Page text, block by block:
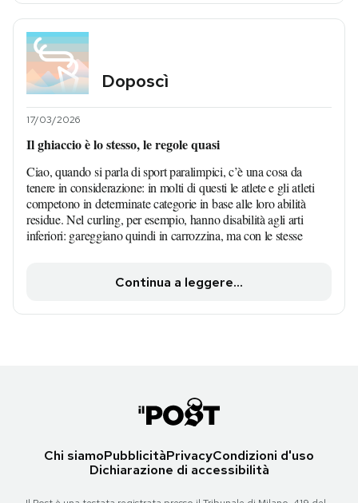
Doposcì
17/03/2026
Il ghiaccio è lo stesso, le regole quasi
Ciao, quando si parla di sport paralimpici, c’è una cosa da
tenere in considerazione: in molti di questi le atlete e gli atleti
competono in determinate categorie in base alle loro abilità
residue. Nel curling, per esempio, hanno disabilità agli arti
inferiori: gareggiano quindi in carrozzina, ma con le stesse
Continua a leggere...
Chi siamoPubblicitàPrivacyCondizioni d'uso
Dichiarazione di accessibilità